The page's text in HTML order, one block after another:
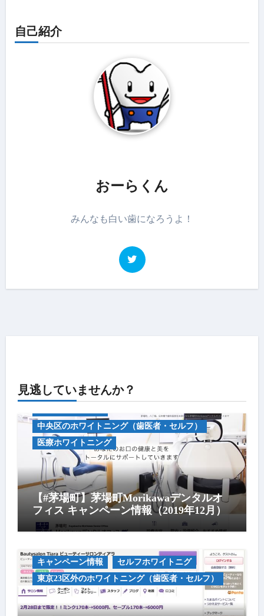
自己紹介
おーらくん
みんなも白い歯になろうよ！
見逃していませんか？
中央区のホワイトニング（歯医者・セルフ）
医療ホワイトニング
【#茅場町】茅場町Morikawaデンタルオ
フィス キャンペーン情報（2019年12月）
キャンペーン情報
セルフホワイトニグ
東京23区外のホワイトニング（歯医者・セルフ）